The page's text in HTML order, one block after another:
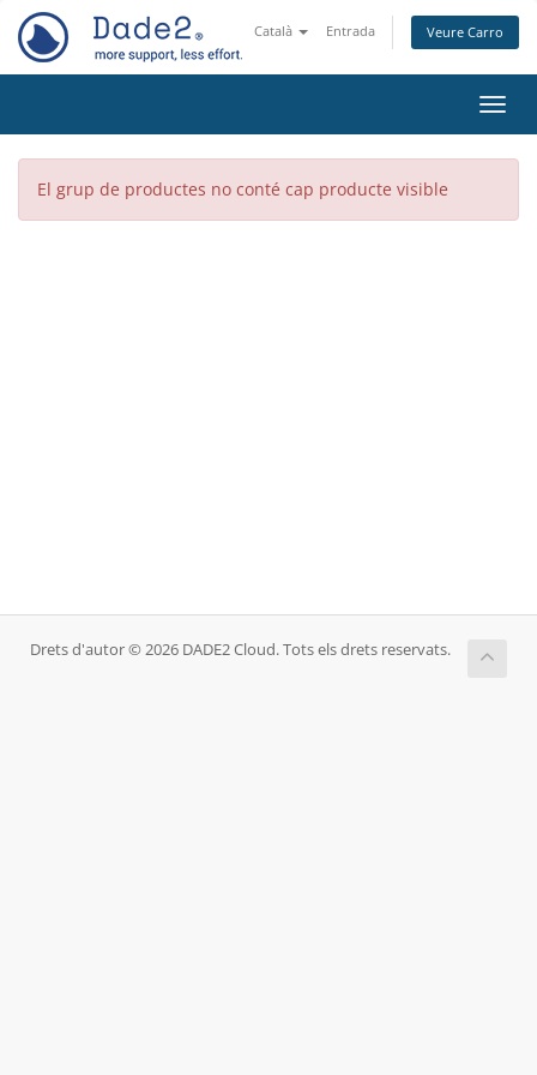
Català Entrada Veure Carro
El grup de productes no conté cap producte visible
Drets d'autor © 2026 DADE2 Cloud. Tots els drets reservats.